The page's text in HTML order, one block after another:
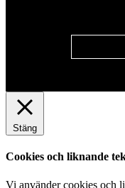
Stäng
Cookies och liknande
Vi använder cookies och